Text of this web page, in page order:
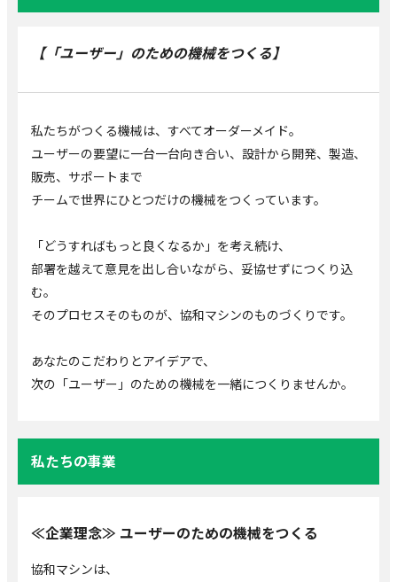
【「ユーザー」のための機械をつくる】
私たちがつくる機械は、すべてオーダーメイド。
ユーザーの要望に一台一台向き合い、設計から開発、製造、
販売、サポートまで
チームで世界にひとつだけの機械をつくっています。
「どうすればもっと良くなるか」を考え続け、
部署を越えて意見を出し合いながら、妥協せずにつくり込
む。
そのプロセスそのものが、協和マシンのものづくりです。
あなたのこだわりとアイデアで、
次の「ユーザー」のための機械を一緒につくりませんか。
私たちの事業
≪企業理念≫ ユーザーのための機械をつくる
協和マシンは、